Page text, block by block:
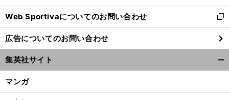
開
く
Web Sportivaについてのお問い合わせ
新
し
い
ウ
ィ
ン
ウ
広告についてのお問い合わせ
集英社サイト
マンガ